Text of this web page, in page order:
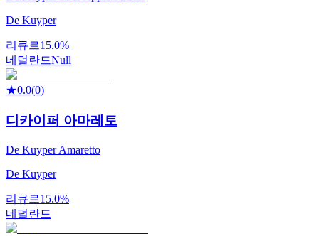
De Kuyper
리큐르15.0%
네덜란드Null
★0.0(0)
디카이퍼 아마레토
De Kuyper Amaretto
De Kuyper
리큐르15.0%
네덜란드